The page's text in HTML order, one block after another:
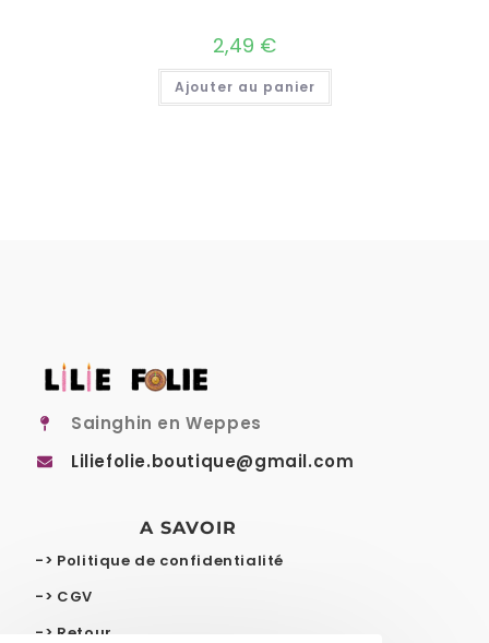
2,49 €
Ajouter au panier
Sainghin en Weppes
Liliefolie.boutique@gmail.com
A SAVOIR
-> Politique de confidentialité
-> CGV
-> Retour